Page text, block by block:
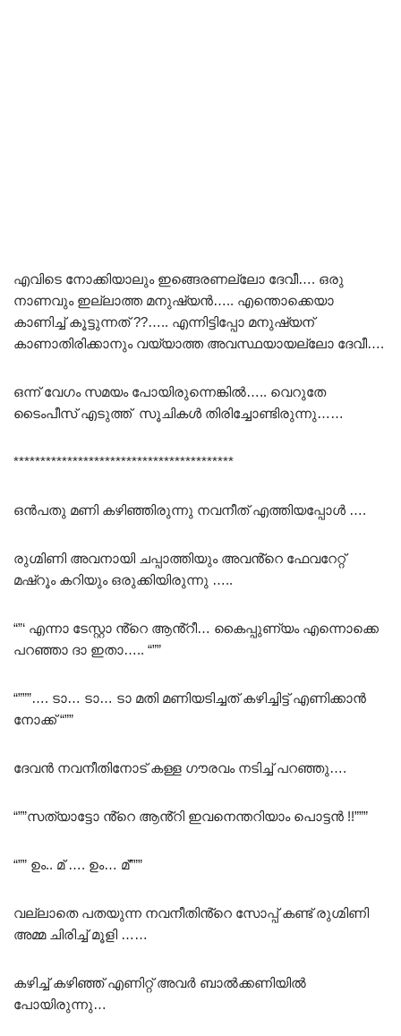
എവിടെ നോക്കിയാലും ഇങ്ങെരണല്ലോ ദേവീ…. ഒരു
നാണവും ഇല്ലാത്ത മനുഷ്യൻ….. എന്തൊക്കെയാ
കാണിച്ച് കൂട്ടുന്നത് ??….. എന്നിട്ടിപ്പോ മനുഷ്യന്
കാണാതിരിക്കാനും വയ്യാത്ത അവസ്ഥയായല്ലോ ദേവീ….
ഒന്ന് വേഗം സമയം പോയിരുന്നെങ്കിൽ….. വെറുതേ
ടൈംപീസ് എടുത്ത് സൂചികൾ തിരിച്ചോണ്ടിരുന്നു……
*****************************************
ഒൻപതു മണി കഴിഞ്ഞിരുന്നു നവനീത് എത്തിയപ്പോൾ ….
രുഗ്മിണി അവനായി ചപ്പാത്തിയും അവൻ്റെ ഫേവറേറ്റ്
മഷ്റൂം കറിയും ഒരുക്കിയിരുന്നു …..
“”‘ എന്നാ ടേസ്റ്റാ ൻ്റെ ആൻ്റീ… കൈപ്പുണ്യം എന്നൊക്കെ
പറഞ്ഞാ ദാ ഇതാ….. “””
“”””…. ടാ… ടാ… ടാ മതി മണിയടിച്ചത് കഴിച്ചിട്ട് എണിക്കാൻ
നോക്ക് “””
ദേവൻ നവനീതിനോട് കള്ള ഗൗരവം നടിച്ച് പറഞ്ഞു….
“””സത്യാട്ടോ ൻ്റെ ആൻ്റി ഇവനെന്തറിയാം പൊട്ടൻ !!”””
“”” ഉം.. മ് …. ഉം… മ്”””
വല്ലാതെ പതയുന്ന നവനീതിൻ്റെ സോപ്പ് കണ്ട് രുഗ്മിണി
അമ്മ ചിരിച്ച് മൂളി ……
കഴിച്ച് കഴിഞ്ഞ് എണിറ്റ് അവർ ബാൽക്കണിയിൽ
പോയിരുന്നു…